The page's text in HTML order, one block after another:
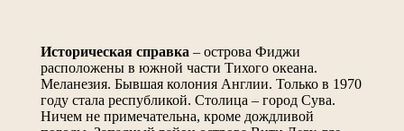
Историческая справка – острова Фиджи
расположены в южной части Тихого океана.
Меланезия. Бывшая колония Англии. Только в 1970
году стала республикой. Столица – город Сува.
Ничем не примечательна, кроме дождливой